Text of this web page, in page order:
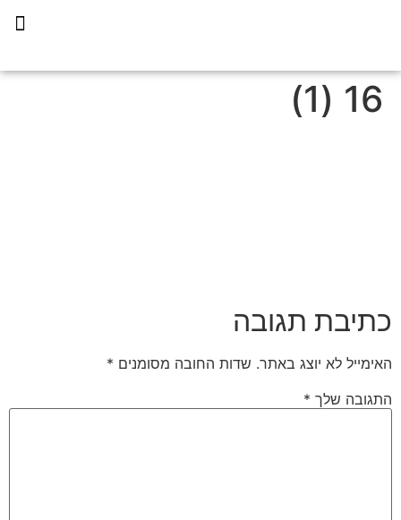
16 (1)
כתיבת תגובה
האימייל לא יוצג באתר. שדות החובה מסומנים *
התגובה שלך *